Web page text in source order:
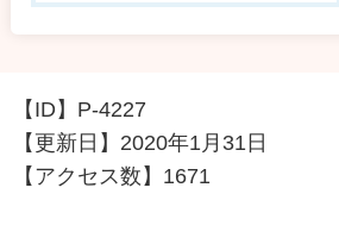
【ID】 P-4227
【更新日】 2020年1月31日
【アクセス数】 1671